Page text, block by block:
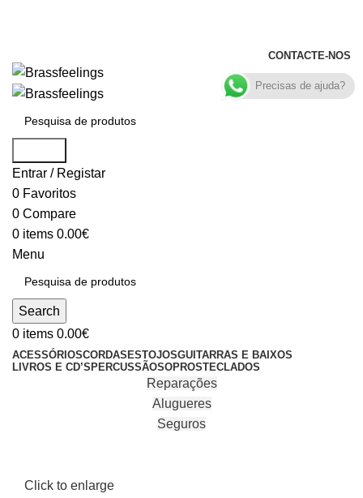
CONTACTE-NOS
Entrar / Registar
0 Favoritos
0 Compare
0 items 0.00€
Menu
Search
0 items 0.00€
ACESSÓRIOSCORDAS ESTOJOSGUITARRAS E BAIXOS
LIVROS E CD’S PERCUSSÃOSOPROSTECLADOS
Reparações
Alugueres
Seguros
Click to enlarge
Precisas de ajuda?